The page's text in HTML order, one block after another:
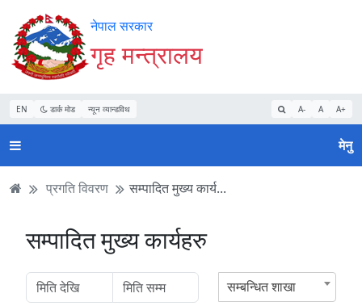
Accessibility
Mode
सुरु
गर्नुहोस्
सामाग्री
पढ्नुहाेस्
नेभिगेसन
पढ्नुहाेस्
वेबसाइट
खोजमा
जानुहोस्
नेपाल सरकार
गृह मन्त्रालय
EN डार्क मोड न्यून व्यान्डविथ A- A A+
मेनु
प्रगति विवरण सम्पादित मुख्य कार्य...
सम्पादित मुख्य कार्यहरु
सम्बन्धित शाखा